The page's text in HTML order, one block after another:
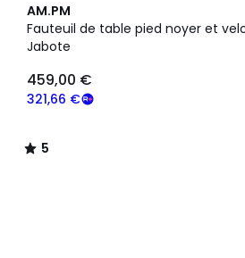
AM.PM
Fauteuil de table pied noyer et
Jabote
321,66 €
459,00 €
5
/
5
5
/